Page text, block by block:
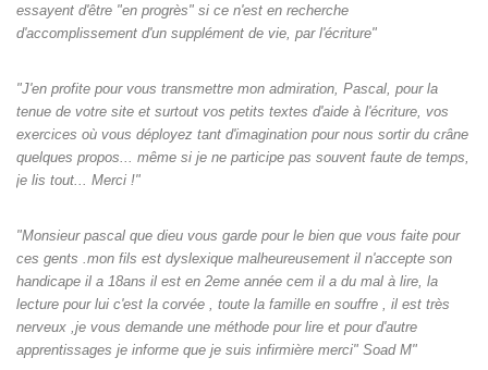
essayent d'être "en progrès" si ce n'est en recherche
d'accomplissement d'un supplément de vie, par l'écriture"
"J'en profite pour vous transmettre mon admiration, Pascal, pour la
tenue de votre site et surtout vos petits textes d'aide à l'écriture, vos
exercices où vous déployez tant d'imagination pour nous sortir du crâne
quelques propos... même si je ne participe pas souvent faute de temps,
je lis tout... Merci !"
"Monsieur pascal que dieu vous garde pour le bien que vous faite pour
ces gents .mon fils est dyslexique malheureusement il n'accepte son
handicape il a 18ans il est en 2eme année cem il a du mal à lire, la
lecture pour lui c'est la corvée , toute la famille en souffre , il est très
nerveux ,je vous demande une méthode pour lire et pour d'autre
apprentissages je informe que je suis infirmière merci" Soad M"